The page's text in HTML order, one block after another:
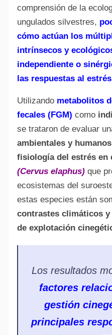
comprensión de la
ungulados silvestres,
cómo actúan los
intrínsecos y
independiente o
las respuestas al
Utilizando metabolitos
fecales (FGM) como
se trataron de evaluar
ambientales y
fisiología del estrés en
(Cervus elaphus)que
ecosistemas del
estas especies están
contrastes climáticos
de explotación
Los resultados
factores
gestión
principales